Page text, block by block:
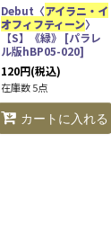
Debut〈アイラニ・イ
オフィフティーン〉
【S】《緑》 [パラレ
ル版hBP05-020]
120円(税込)
在庫数 5点
カートに入れる